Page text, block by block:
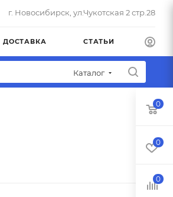
г. Новосибирск, ул.Чукотская 2 стр.28
ДОСТАВКА СТАТЬИ
Каталог
0
0
0